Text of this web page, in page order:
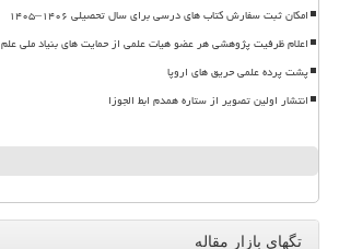
امکان ثبت سفارش کتاب های درسی برای سال تحصیلی ۱۴۰۶–۱۴۰۵
اعلام ظرفیت پژوهشی هر عضو هیات علمی از حمایت های بنیاد ملی علم
پشت پرده علمی حریق های اروپا
انتشار اولین تصویر از ستاره همدم ابط الجوزا
تگهای بازار مقاله